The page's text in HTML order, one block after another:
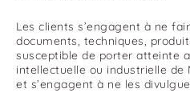
Les clients s’engagent à ne
documents, techniques,
susceptible de porter atteinte
intellectuelle ou industrielle de
et s’engagent à ne les